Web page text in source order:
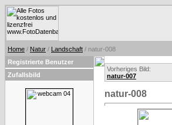
Home / Natur / Landschaft / natur-008
Registrierte Benutzer
Zufallsbild
Vorheriges Bild:
natur-007
natur-008